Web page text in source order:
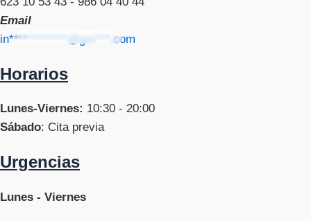
Email
in************@gm***.com
Horarios
Lunes-Viernes: 10:30 - 20:00
Sábado: Cita previa
Urgencias
Lunes - Viernes